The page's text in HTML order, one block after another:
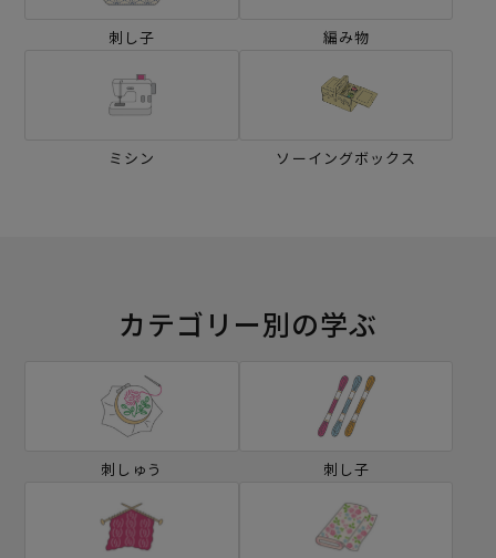
刺し子 編み物
ミシン ソーイングボックス
カテゴリー別の学ぶ
刺しゅう 刺し子